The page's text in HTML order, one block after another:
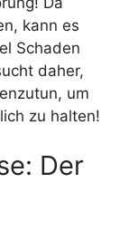
kann es
Schaden
daher,
um
zu halten!
Der